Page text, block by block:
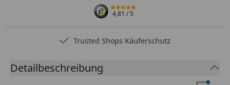
4,81/ 5
Trusted Shops Käuferschutz
Detailbeschreibung